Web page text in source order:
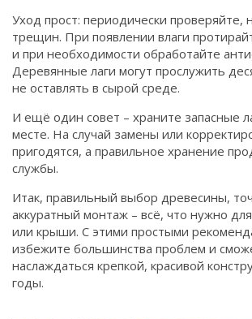
Уход прост: периодически проверяйте,
трещин. При появлении влаги
и при необходимости обработайте
Деревянные лаги могут прослужить
не оставлять в сырой среде.
И ещё один совет – храните запасные
месте. На случай замены или
пригодятся, а правильное хранение
службы.
Итак, правильный выбор древесины,
аккуратный монтаж – всё, что нужно
или крыши. С этими простыми
избежите большинства проблем и
наслаждаться крепкой, красивой
годы.